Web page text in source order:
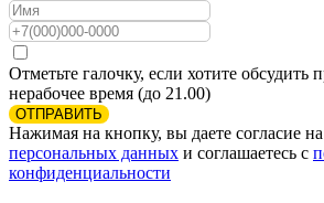
Отметьте галочку, если хотите обсудить
нерабочее время (до 21.00)
ОТПРАВИТЬ
Нажимая на кнопку, вы даете согласие
персональных данных и соглашаетесь c
конфиденциальности